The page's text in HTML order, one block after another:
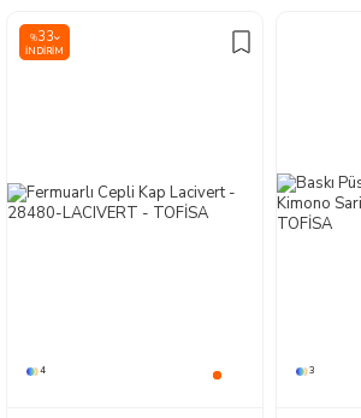
%33
İNDIRIM
4 3